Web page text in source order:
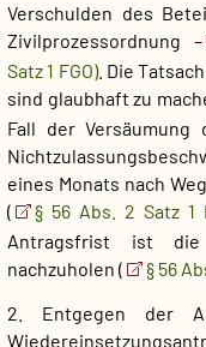
Verschulden des
Zivilprozessordnung –
Satz 1 FGO). Die
sind glaubhaft zu
Fall der
eines Monats nach
(
§ 56 Abs. 2 Satz 1
Antragsfrist ist die
nachzuholen (
§ 56
2. Entgegen der